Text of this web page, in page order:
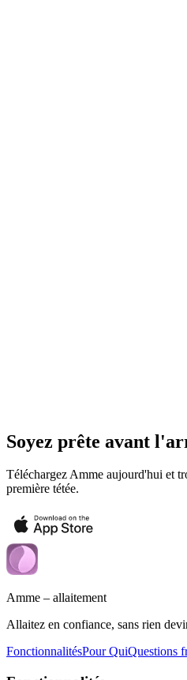
Soyez prête avant
Téléchargez Amme aujourd'hui et
première tétée.
Amme – allaitement
Allaitez en confiance, sans rien
FonctionnalitésPour QuiQuestions